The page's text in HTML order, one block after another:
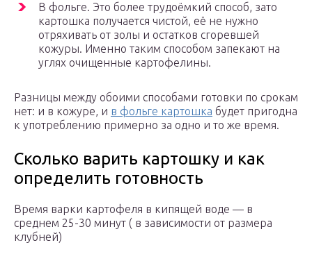
В фольге. Это более трудоёмкий способ, зато
картошка получается чистой, её не нужно
отряхивать от золы и остатков сгоревшей
кожуры. Именно таким способом запекают на
углях очищенные картофелины.
Разницы между обоими способами готовки по срокам
нет: и в кожуре, и в фольге картошка будет пригодна
к употреблению примерно за одно и то же время.
Сколько варить картошку и как
определить готовность
Время варки картофеля в кипящей воде — в
среднем 25-30 минут ( в зависимости от размера
клубней)